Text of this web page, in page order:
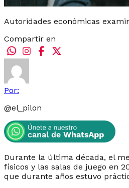
Autoridades económicas
Compartir en
Por:
@el_pilon
Durante la última década, el
físicos y las salas de juego en
que durante años estuvo